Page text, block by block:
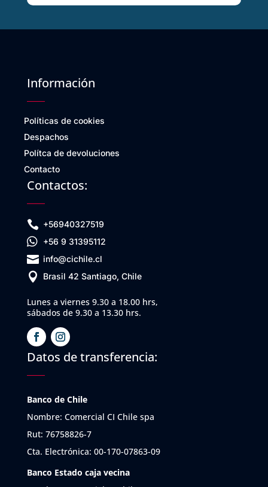
Información
Políticas de cookies
Despachos
Polítca de devoluciones
Contacto
Contactos:
 +56940327519
 +56 9 31395112
 info@cichile.cl
 Brasil 42 Santiago, Chile
Lunes a viernes 9.30 a 18.00 hrs,
sábados de 9.30 a 13.30 hrs.
Datos de transferencia:
Banco de Chile
Nombre: Comercial CI Chile spa
Rut: 76758826-7
Cta. Electrónica: 00-170-07863-09
Banco Estado caja vecina